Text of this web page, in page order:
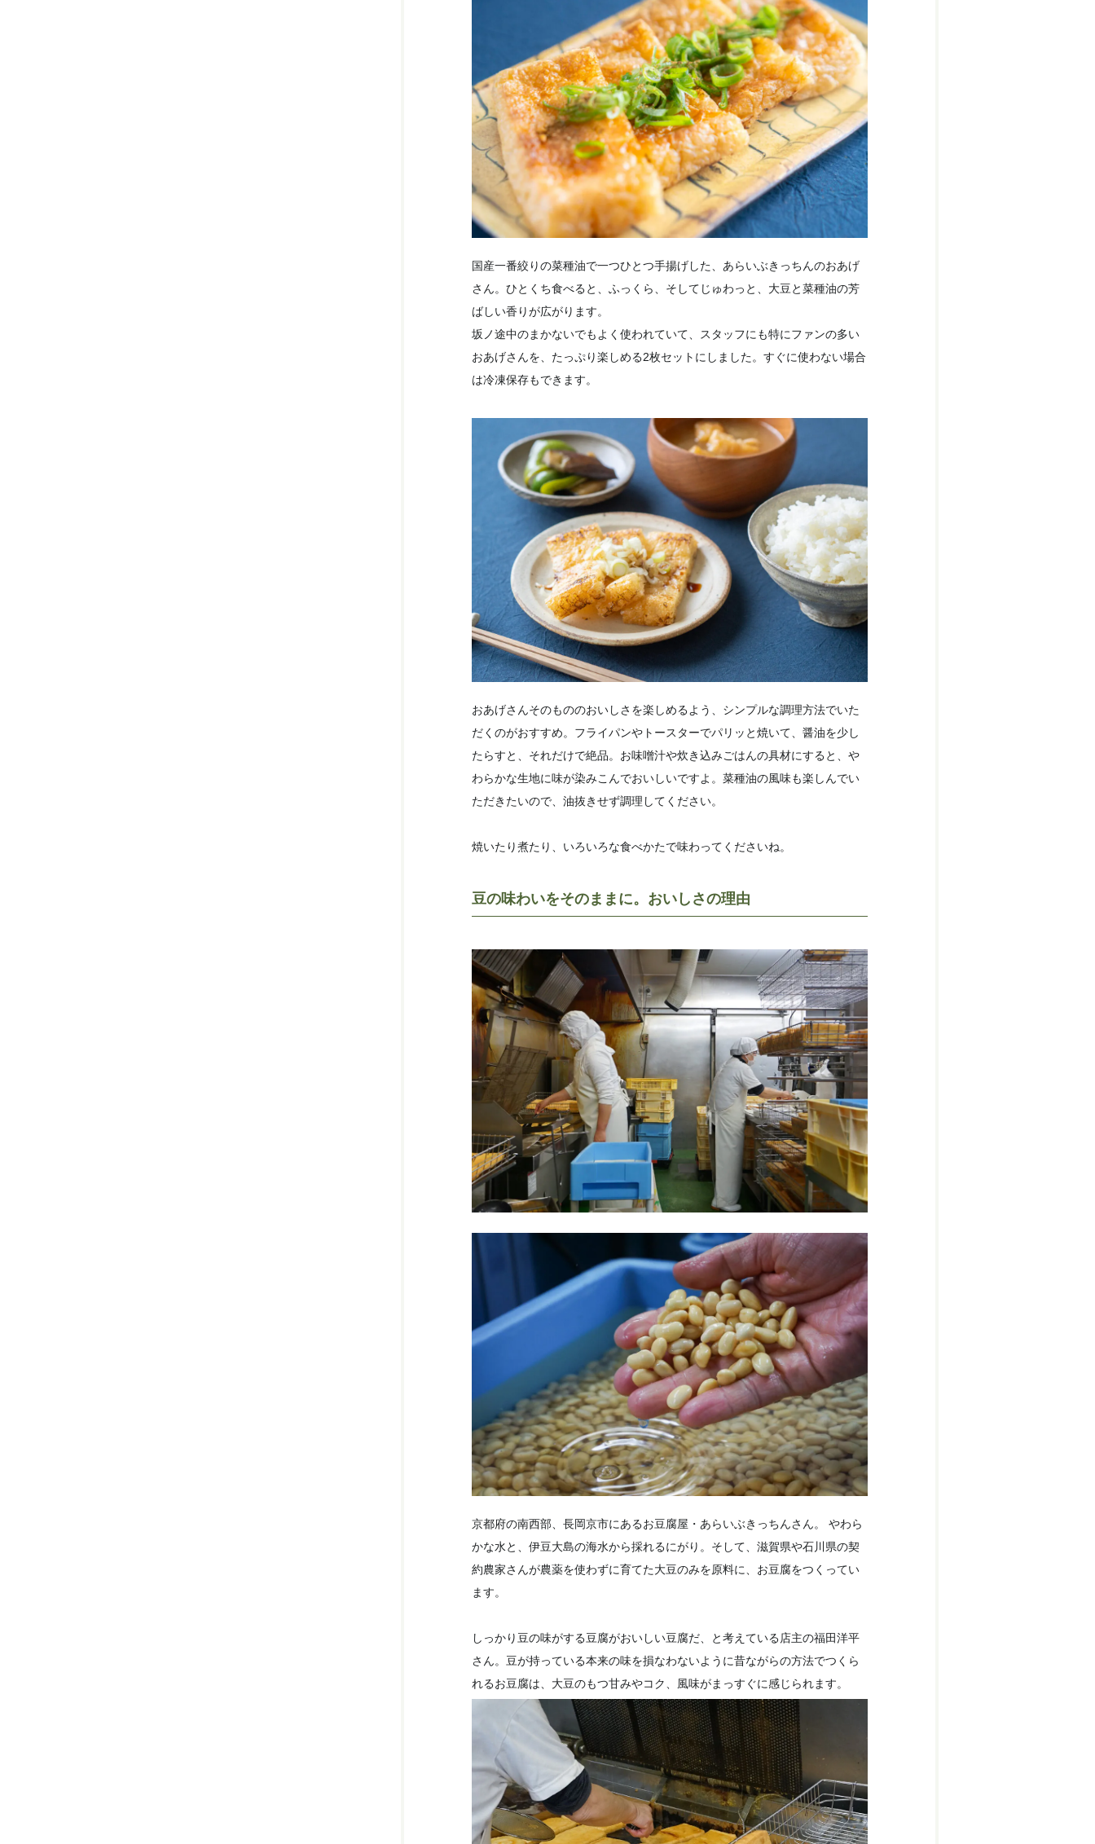
国産一番絞りの菜種油で一つひとつ手揚げした、あらいぶきっちんのおあげ
さん。ひとくち食べると、ふっくら、そしてじゅわっと、大豆と菜種油の芳
ばしい香りが広がります。
坂ノ途中のまかないでもよく使われていて、スタッフにも特にファンの多い
おあげさんを、たっぷり楽しめる2枚セットにしました。すぐに使わない場合
は冷凍保存もできます。
おあげさんそのもののおいしさを楽しめるよう、シンプルな調理方法でいた
だくのがおすすめ。フライパンやトースターでパリッと焼いて、醤油を少し
たらすと、それだけで絶品。お味噌汁や炊き込みごはんの具材にすると、や
わらかな生地に味が染みこんでおいしいですよ。菜種油の風味も楽しんでい
ただきたいので、油抜きせず調理してください。
焼いたり煮たり、いろいろな食べかたで味わってくださいね。
豆の味わいをそのままに。おいしさの理由
京都府の南西部、長岡京市にあるお豆腐屋・あらいぶきっちんさん。 やわら
かな水と、伊豆大島の海水から採れるにがり。そして、滋賀県や石川県の契
約農家さんが農薬を使わずに育てた大豆のみを原料に、お豆腐をつくってい
ます。
しっかり豆の味がする豆腐がおいしい豆腐だ、と考えている店主の福田洋平
さん。豆が持っている本来の味を損なわないように昔ながらの方法でつくら
れるお豆腐は、大豆のもつ甘みやコク、風味がまっすぐに感じられます。